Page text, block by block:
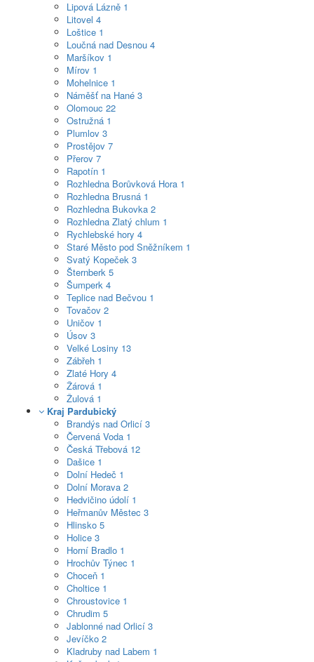
Lipová Lázně 1
Litovel 4
Loštice 1
Loučná nad Desnou 4
Maršíkov 1
Mírov 1
Mohelnice 1
Náměšť na Hané 3
Olomouc 22
Ostružná 1
Plumlov 3
Prostějov 7
Přerov 7
Rapotín 1
Rozhledna Borůvková Hora 1
Rozhledna Brusná 1
Rozhledna Bukovka 2
Rozhledna Zlatý chlum 1
Rychlebské hory 4
Staré Město pod Sněžníkem 1
Svatý Kopeček 3
Šternberk 5
Šumperk 4
Teplice nad Bečvou 1
Tovačov 2
Uničov 1
Úsov 3
Velké Losiny 13
Zábřeh 1
Zlaté Hory 4
Žárová 1
Žulová 1
Kraj Pardubický
Brandýs nad Orlicí 3
Červená Voda 1
Česká Třebová 12
Dašice 1
Dolní Hedeč 1
Dolní Morava 2
Hedvičino údolí 1
Heřmanův Městec 3
Hlinsko 5
Holice 3
Horní Bradlo 1
Hrochův Týnec 1
Choceň 1
Choltice 1
Chroustovice 1
Chrudim 5
Jablonné nad Orlicí 3
Jevíčko 2
Kladruby nad Labem 1